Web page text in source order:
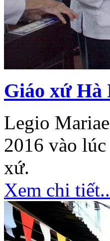
Giáo xứ Hà
Legio
2016 vào
xứ.
Xem chi